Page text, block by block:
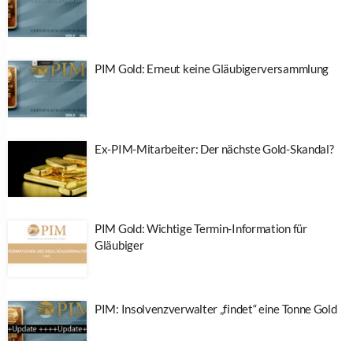
PIM Gold: Erneut keine Gläubigerversammlung
Ex-PIM-Mitarbeiter: Der nächste Gold-Skandal?
PIM Gold: Wichtige Termin-Information für
Gläubiger
PIM: Insolvenzverwalter „findet“ eine Tonne Gold